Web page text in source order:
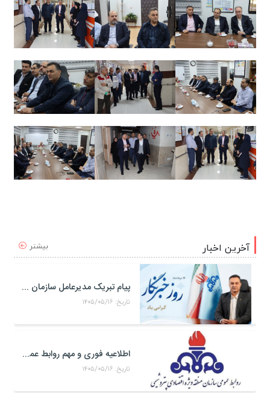
بیشتر آخرین اخبار
پیام تبریک مدیرعامل سازمان منطقه ویژه اقتصادی پتروشیمی به مناسبت روز خبرنگار
تاریخ: ۱۴۰۵/۰۵/۱۶
اطلاعیه فوری و مهم روابط عمومی و سخنگوی کمیته مدیریت بحران منطقه ويژه اقتصادی پتروشيمی
تاریخ: ۱۴۰۵/۰۵/۱۶